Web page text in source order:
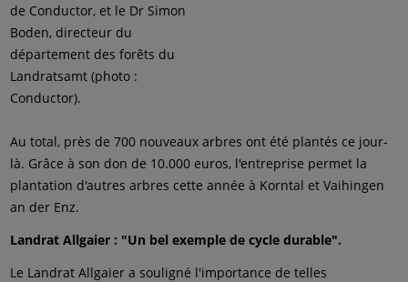
de Conductor, et le Dr Simon
Boden, directeur du
département des forêts du
Landratsamt (photo :
Conductor).
Au total, près de 700 nouveaux arbres ont été plantés ce jour-
là. Grâce à son don de 10.000 euros, l'entreprise permet la
plantation d'autres arbres cette année à Korntal et Vaihingen
an der Enz.
Landrat Allgaier : "Un bel exemple de cycle durable".
Le Landrat Allgaier a souligné l'importance de telles